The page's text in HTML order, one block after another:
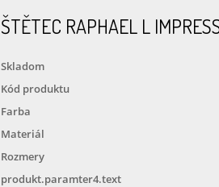
ŠTĚTEC RAPHAEL L
Skladom
Kód produktu
Farba
Materiál
Rozmery
produkt.paramter4.text